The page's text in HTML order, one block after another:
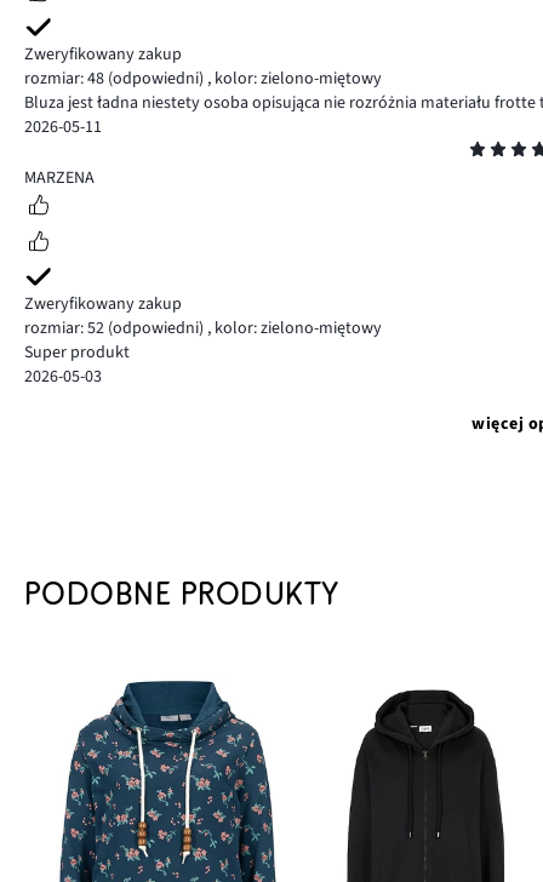
Zweryfikowany zakup
rozmiar: 48 (odpowiedni) , kolor: zielono-miętowy
Bluza jest ładna niestety osoba opisująca nie rozróżnia materiału
2026-05-11
5
MARZENA
Zweryfikowany zakup
rozmiar: 52 (odpowiedni) , kolor: zielono-miętowy
Super produkt
2026-05-03
więcej
PODOBNE PRODUKTY